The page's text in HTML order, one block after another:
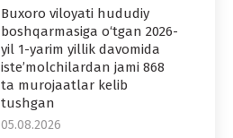
Buxoro viloyati hududiy
boshqarmasiga o‘tgan 2026-
yil 1-yarim yillik davomida
iste’molchilardan jami 868
ta murojaatlar kelib
tushgan
05.08.2026